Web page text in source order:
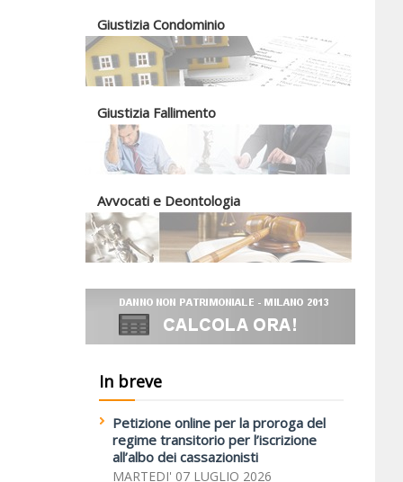
Giustizia Condominio
Giustizia Fallimento
Avvocati e Deontologia
In breve
Petizione online per la proroga del
regime transitorio per l’iscrizione
all’albo dei cassazionisti
MARTEDI' 07 LUGLIO 2026